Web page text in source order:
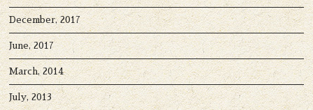
December, 2017
June, 2017
March, 2014
July, 2013